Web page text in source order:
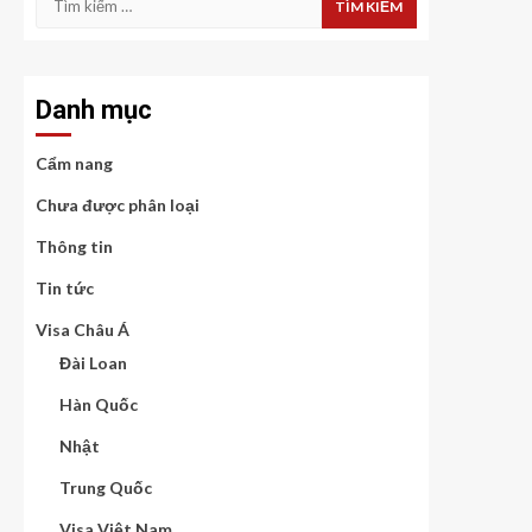
Danh mục
Cẩm nang
Chưa được phân loại
Thông tin
Tin tức
Visa Châu Á
Đài Loan
Hàn Quốc
Nhật
Trung Quốc